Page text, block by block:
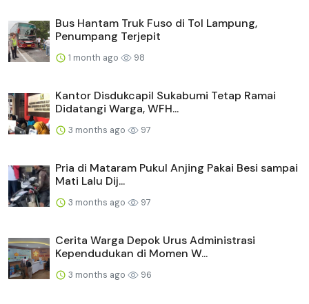
Bus Hantam Truk Fuso di Tol Lampung,
Penumpang Terjepit
1 month ago 98
Kantor Disdukcapil Sukabumi Tetap Ramai
Didatangi Warga, WFH...
3 months ago 97
Pria di Mataram Pukul Anjing Pakai Besi sampai
Mati Lalu Dij...
3 months ago 97
Cerita Warga Depok Urus Administrasi
Kependudukan di Momen W...
3 months ago 96